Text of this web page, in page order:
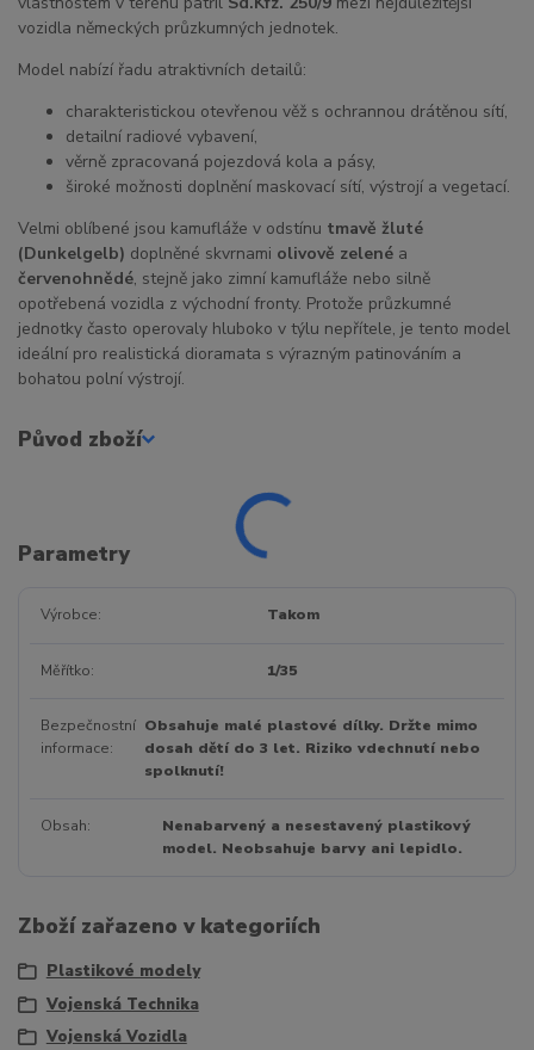
vozidla německých průzkumných jednotek.
Model nabízí řadu atraktivních detailů:
charakteristickou otevřenou věž s ochrannou drátěnou sítí,
detailní radiové vybavení,
věrně zpracovaná pojezdová kola a pásy,
široké možnosti doplnění maskovací sítí, výstrojí a vegetací.
Velmi oblíbené jsou kamufláže v odstínu tmavě žluté
(Dunkelgelb) doplněné skvrnami olivově zelené a
červenohnědé, stejně jako zimní kamufláže nebo silně
opotřebená vozidla z východní fronty. Protože průzkumné
jednotky často operovaly hluboko v týlu nepřítele, je tento model
ideální pro realistická dioramata s výrazným patinováním a
bohatou polní výstrojí.
Původ zboží
Parametry
Výrobce Takom
Měřítko 1/35
Bezpečnostní
informace
Obsahuje malé plastové dílky. Držte mimo
dosah dětí do 3 let. Riziko vdechnutí nebo
spolknutí!
Obsah
Nenabarvený a nesestavený plastikový
model. Neobsahuje barvy ani lepidlo.
Zboží zařazeno v kategoriích
Plastikové modely
Vojenská Technika
Vojenská Vozidla